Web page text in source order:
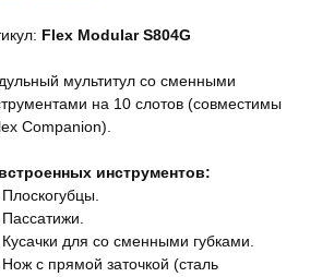
Flex Modular S804G
мультитул со сменными
на 10 слотов (совместимы
Companion).
инструментов:
для со сменными губками.
с прямой заточкой (сталь